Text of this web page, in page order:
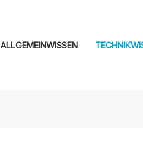
ALLGEMEINWISSEN